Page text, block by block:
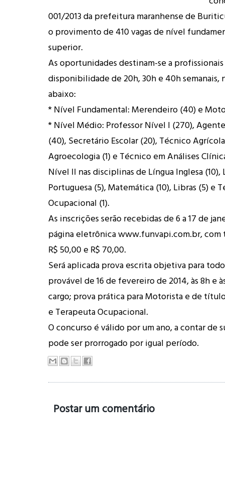
001/2013 da prefeitura maranhense de
o provimento de 410 vagas de nível
superior.
As oportunidades destinam-se a
disponibilidade de 20h, 30h e 40h semanais,
abaixo:
* Nível Fundamental: Merendeiro (40) e
* Nível Médio: Professor Nível I (270),
(40), Secretário Escolar (20), Técnico
Agroecologia (1) e Técnico em Análises
Nível II nas disciplinas de Língua Inglesa (10),
Portuguesa (5), Matemática (10), Libras (5) e
Ocupacional (1).
As inscrições serão recebidas de 6 a 17 de
página eletrônica www.funvapi.com.br, com
R$ 50,00 e R$ 70,00.
Será aplicada prova escrita objetiva para
provável de 16 de fevereiro de 2014, às 8h e
cargo; prova prática para Motorista e de
e Terapeuta Ocupacional.
O concurso é válido por um ano, a contar de
pode ser prorrogado por igual período.
Postar um comentário